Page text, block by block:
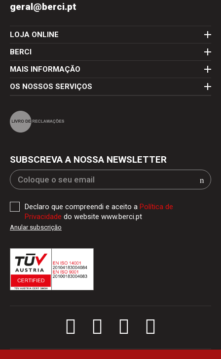
geral@berci.pt
LOJA ONLINE
BERCI
MAIS INFORMAÇĂO
OS NOSSOS SERVIÇOS
SUBSCREVA A NOSSA NEWSLETTER
Declaro que compreendi e aceito a Política de
Privacidade do website www.berci.pt
Anular subscriçăo